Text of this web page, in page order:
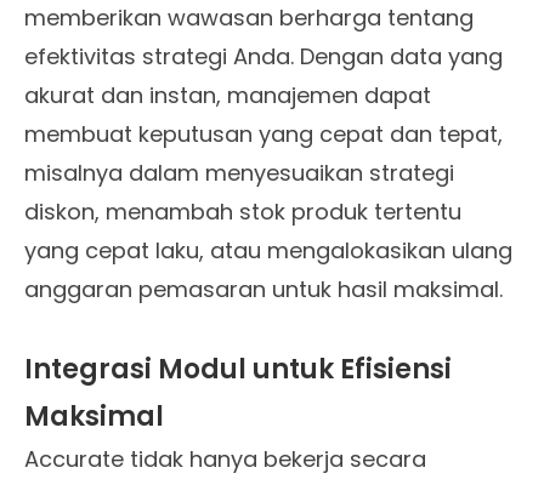
memberikan wawasan berharga tentang
efektivitas strategi Anda. Dengan data yang
akurat dan instan, manajemen dapat
membuat keputusan yang cepat dan tepat,
misalnya dalam menyesuaikan strategi
diskon, menambah stok produk tertentu
yang cepat laku, atau mengalokasikan ulang
anggaran pemasaran untuk hasil maksimal.
Integrasi Modul untuk Efisiensi
Maksimal
Accurate tidak hanya bekerja secara